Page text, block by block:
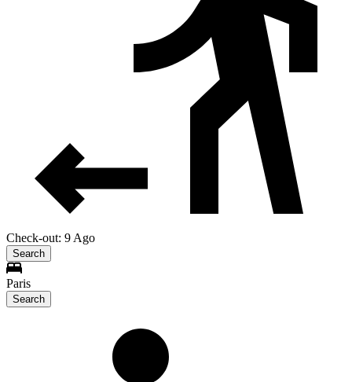
Check-out: 9 Ago
Search
Paris
Search